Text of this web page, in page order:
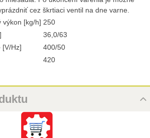
cez škrtiaci ventil na dne varne.
výkon [kg/h] 250
36,0/63
[V/Hz]
400/50
420